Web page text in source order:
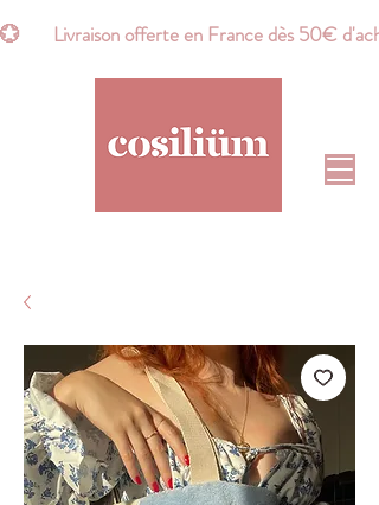
💮       Livraison offerte en France dès 50€